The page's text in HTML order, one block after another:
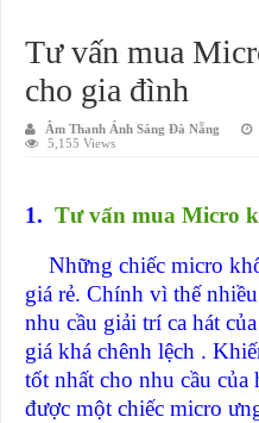
Tư vấn mua
cho gia đình
Âm Thanh Ánh Sáng Đà Nẵng
5,155 Views
1. Tư vấn mua Micro
Những chiếc micro
giá rẻ. Chính vì thế
nhu cầu giải trí ca hát
giá khá chênh lệch .
tốt nhất cho nhu cầu
được một chiếc micro